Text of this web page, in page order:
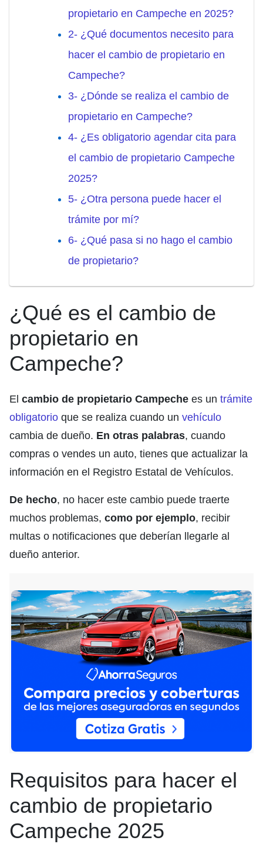
propietario en Campeche en 2025?
2- ¿Qué documentos necesito para
hacer el cambio de propietario en
Campeche?
3- ¿Dónde se realiza el cambio de
propietario en Campeche?
4- ¿Es obligatorio agendar cita para
el cambio de propietario Campeche
2025?
5- ¿Otra persona puede hacer el
trámite por mí?
6- ¿Qué pasa si no hago el cambio
de propietario?
¿Qué es el cambio de
propietario en
Campeche?
El cambio de propietario Campeche es un trámite
obligatorio que se realiza cuando un vehículo
cambia de dueño. En otras palabras, cuando
compras o vendes un auto, tienes que actualizar la
información en el Registro Estatal de Vehículos.
De hecho, no hacer este cambio puede traerte
muchos problemas, como por ejemplo, recibir
multas o notificaciones que deberían llegarle al
dueño anterior.
Requisitos para hacer el
cambio de propietario
Campeche 2025